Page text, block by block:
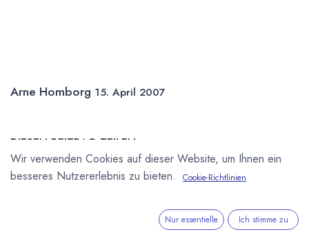
Arne Homborg 15. April 2007
DIESEN BEITRAG TEILEN
Wir verwenden Cookies auf dieser Website, um Ihnen ein
besseres Nutzererlebnis zu bieten.
Cookie-Richtlinien
Nur essentielle Ich stimme zu